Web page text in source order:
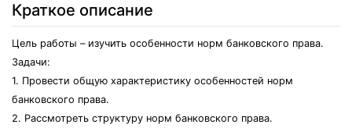
Краткое описание
Цель работы – изучить особенности норм банковского права.
Задачи:
1. Провести общую характеристику особенностей норм
банковского права.
2. Рассмотреть структуру норм банковского права.